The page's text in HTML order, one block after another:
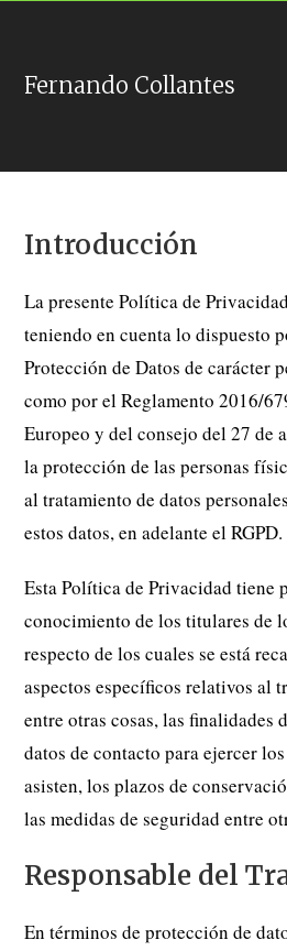
Fernando Collantes
Introducción
La presente Política de
teniendo en cuenta lo dispuesto
Protección de Datos de carácter
como por el Reglamento 2016/
Europeo y del consejo del 27 de
la protección de las personas
al tratamiento de datos
estos datos, en adelante el RGPD.
Esta Política de Privacidad tiene
conocimiento de los titulares de
respecto de los cuales se está
aspectos específicos relativos al
entre otras cosas, las finalidades
datos de contacto para ejercer
asisten, los plazos de
las medidas de seguridad entre
Responsable del
En términos de protección de